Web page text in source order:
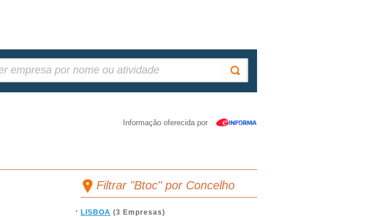
Informação oferecida por
Filtrar "Btoc" por Concelho
LISBOA (3 Empresas)